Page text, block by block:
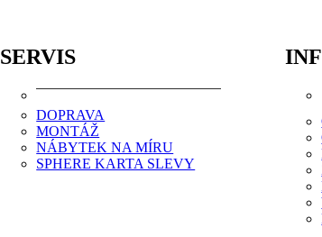
SERVIS
DOPRAVA
MONTÁŽ
NÁBYTEK NA MÍRU
SPHERE KARTA SLEVY